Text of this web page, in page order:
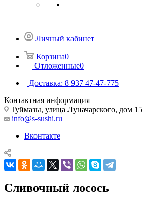
Личный кабинет
Корзина0
Отложенные0
Доставка: 8 937 47-47-775
Контактная информация
Туймазы, улица Луначарского, дом 15
info@s-sushi.ru
Вконтакте
Сливочный лосось